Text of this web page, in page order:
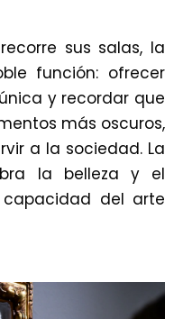
sus salas, la
función: ofrecer
y recordar que
más oscuros,
a la sociedad. La
la belleza y el
del arte